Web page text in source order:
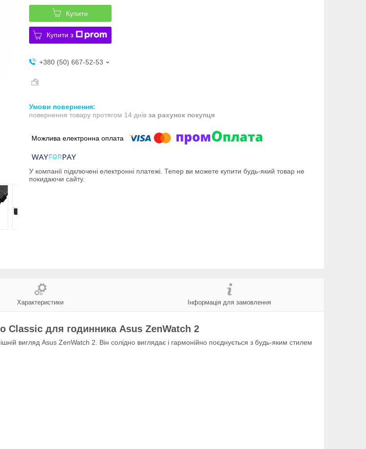
Купити
Купити з
+380 (50) 667-52-53
повернення товару протягом 14 днів за рахунок покупця
У компанії підключені електронні платежі. Тепер ви можете купити будь-який товар не
покидаючи сайту.
Характеристики Інформація для замовлення
Classic для годинника Asus ZenWatch 2
вигляд Asus ZenWatch 2. Він солідно виглядає і гармонійно поєднується з будь-яким стилем